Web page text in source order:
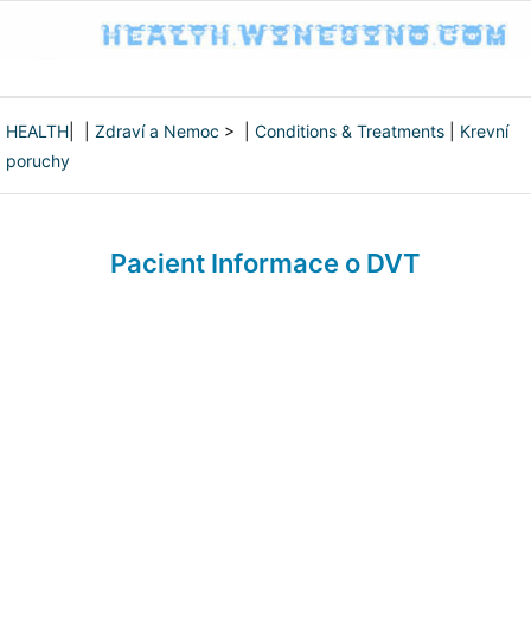
HEALTH Zdraví a Nemoc > | Conditions & Treatments
Krevní
poruchy
Pacient Informace o DVT